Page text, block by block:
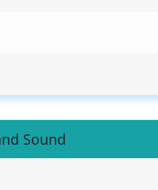
Sound